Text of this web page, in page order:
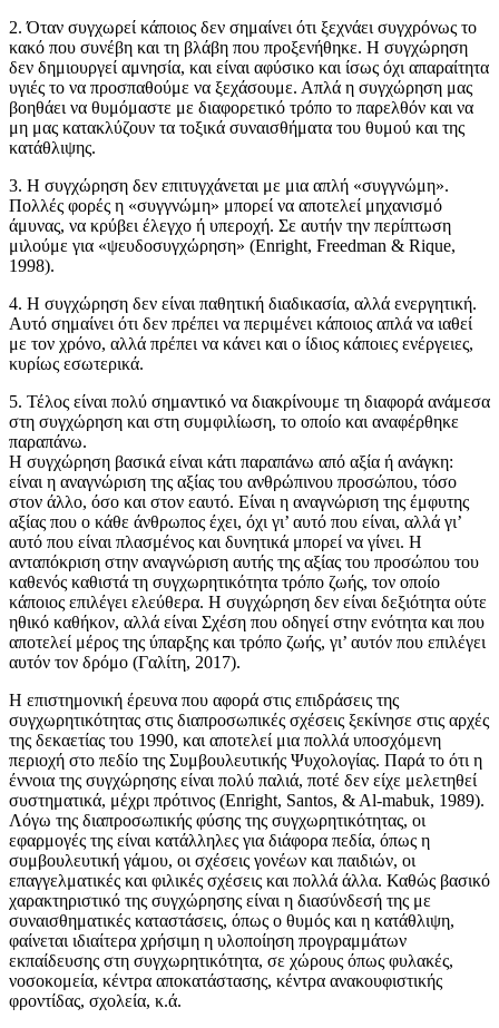
2. Όταν συγχωρεί κάποιος δεν σημαίνει ότι ξεχνάει συγχρόνως το
κακό που συνέβη και τη βλάβη που προξενήθηκε. Η συγχώρηση
δεν δημιουργεί αμνησία, και είναι αφύσικο και ίσως όχι απαραίτητα
υγιές το να προσπαθούμε να ξεχάσουμε. Απλά η συγχώρηση μας
βοηθάει να θυμόμαστε με διαφορετικό τρόπο το παρελθόν και να
μη μας κατακλύζουν τα τοξικά συναισθήματα του θυμού και της
κατάθλιψης.
3. Η συγχώρηση δεν επιτυγχάνεται με μια απλή «συγγνώμη».
Πολλές φορές η «συγγνώμη» μπορεί να αποτελεί μηχανισμό
άμυνας, να κρύβει έλεγχο ή υπεροχή. Σε αυτήν την περίπτωση
μιλούμε για «ψευδοσυγχώρηση» (Enright, Freedman & Rique,
1998).
4. Η συγχώρηση δεν είναι παθητική διαδικασία, αλλά ενεργητική.
Αυτό σημαίνει ότι δεν πρέπει να περιμένει κάποιος απλά να ιαθεί
με τον χρόνο, αλλά πρέπει να κάνει και ο ίδιος κάποιες ενέργειες,
κυρίως εσωτερικά.
5. Τέλος είναι πολύ σημαντικό να διακρίνουμε τη διαφορά ανάμεσα
στη συγχώρηση και στη συμφιλίωση, το οποίο και αναφέρθηκε
παραπάνω.
Η συγχώρηση βασικά είναι κάτι παραπάνω από αξία ή ανάγκη:
είναι η αναγνώριση της αξίας του ανθρώπινου προσώπου, τόσο
στον άλλο, όσο και στον εαυτό. Είναι η αναγνώριση της έμφυτης
αξίας που ο κάθε άνθρωπος έχει, όχι γι’ αυτό που είναι, αλλά γι’
αυτό που είναι πλασμένος και δυνητικά μπορεί να γίνει. Η
ανταπόκριση στην αναγνώριση αυτής της αξίας του προσώπου του
καθενός καθιστά τη συγχωρητικότητα τρόπο ζωής, τον οποίο
κάποιος επιλέγει ελεύθερα. Η συγχώρηση δεν είναι δεξιότητα ούτε
ηθικό καθήκον, αλλά είναι Σχέση που οδηγεί στην ενότητα και που
αποτελεί μέρος της ύπαρξης και τρόπο ζωής, γι’ αυτόν που επιλέγει
αυτόν τον δρόμο (Γαλίτη, 2017).
Η επιστημονική έρευνα που αφορά στις επιδράσεις της
συγχωρητικότητας στις διαπροσωπικές σχέσεις ξεκίνησε στις αρχές
της δεκαετίας του 1990, και αποτελεί μια πολλά υποσχόμενη
περιοχή στο πεδίο της Συμβουλευτικής Ψυχολογίας. Παρά το ότι η
έννοια της συγχώρησης είναι πολύ παλιά, ποτέ δεν είχε μελετηθεί
συστηματικά, μέχρι πρότινος (Enright, Santos, & Al-mabuk, 1989).
Λόγω της διαπροσωπικής φύσης της συγχωρητικότητας, οι
εφαρμογές της είναι κατάλληλες για διάφορα πεδία, όπως η
συμβουλευτική γάμου, οι σχέσεις γονέων και παιδιών, οι
επαγγελματικές και φιλικές σχέσεις και πολλά άλλα. Καθώς βασικό
χαρακτηριστικό της συγχώρησης είναι η διασύνδεσή της με
συναισθηματικές καταστάσεις, όπως ο θυμός και η κατάθλιψη,
φαίνεται ιδιαίτερα χρήσιμη η υλοποίηση προγραμμάτων
εκπαίδευσης στη συγχωρητικότητα, σε χώρους όπως φυλακές,
νοσοκομεία, κέντρα αποκατάστασης, κέντρα ανακουφιστικής
φροντίδας, σχολεία, κ.ά.